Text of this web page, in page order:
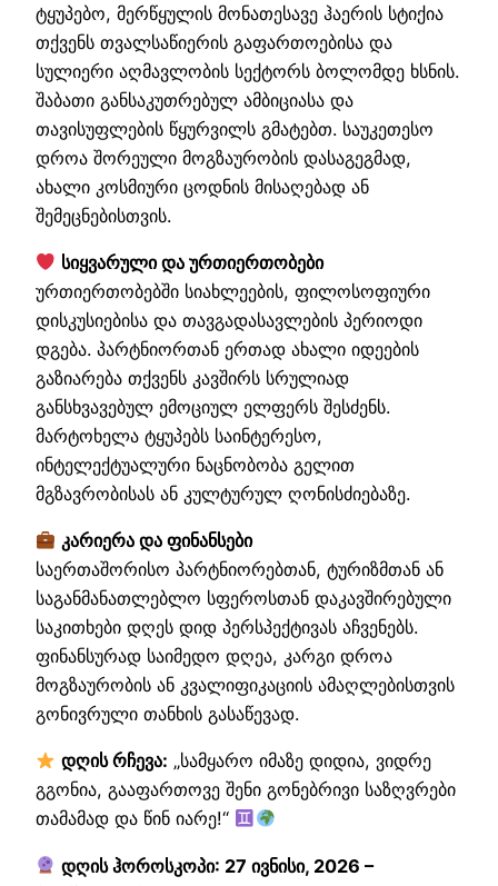
ტყუპებო, მერწყულის მონათესავე ჰაერის სტიქია
თქვენს თვალსაწიერის გაფართოებისა და
სულიერი აღმავლობის სექტორს ბოლომდე ხსნის.
შაბათი განსაკუთრებულ ამბიციასა და
თავისუფლების წყურვილს გმატებთ. საუკეთესო
დროა შორეული მოგზაურობის დასაგეგმად,
ახალი კოსმიური ცოდნის მისაღებად ან
შემეცნებისთვის.
სიყვარული და ურთიერთობები
ურთიერთობებში სიახლეების, ფილოსოფიური
დისკუსიებისა და თავგადასავლების პერიოდი
დგება. პარტნიორთან ერთად ახალი იდეების
გაზიარება თქვენს კავშირს სრულიად
განსხვავებულ ემოციულ ელფერს შესძენს.
მარტოხელა ტყუპებს საინტერესო,
ინტელექტუალური ნაცნობობა გელით
მგზავრობისას ან კულტურულ ღონისძიებაზე.
კარიერა და ფინანსები
საერთაშორისო პარტნიორებთან, ტურიზმთან ან
საგანმანათლებლო სფეროსთან დაკავშირებული
საკითხები დღეს დიდ პერსპექტივას აჩვენებს.
ფინანსურად საიმედო დღეა, კარგი დროა
მოგზაურობის ან კვალიფიკაციის ამაღლებისთვის
გონივრული თანხის გასაწევად.
დღის რჩევა: „სამყარო იმაზე დიდია, ვიდრე
გგონია, გააფართოვე შენი გონებრივი საზღვრები
თამამად და წინ იარე!“
დღის ჰოროსკოპი: 27 ივნისი, 2026 –